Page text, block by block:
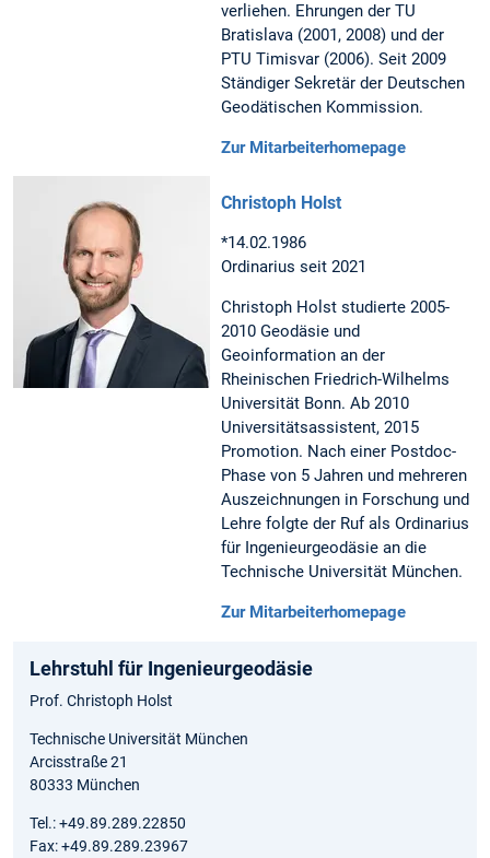
verliehen. Ehrungen der TU
Bratislava (2001, 2008) und der
PTU Timisvar (2006). Seit 2009
Ständiger Sekretär der Deutschen
Geodätischen Kommission.
Zur Mitarbeiterhomepage
Christoph Holst
*14.02.1986
Ordinarius seit 2021
Christoph Holst studierte 2005-
2010 Geodäsie und
Geoinformation an der
Rheinischen Friedrich-Wilhelms
Universität Bonn. Ab 2010
Universitätsassistent, 2015
Promotion. Nach einer Postdoc-
Phase von 5 Jahren und mehreren
Auszeichnungen in Forschung und
Lehre folgte der Ruf als Ordinarius
für Ingenieurgeodäsie an die
Technische Universität München.
Zur Mitarbeiterhomepage
Lehrstuhl für Ingenieurgeodäsie
Prof. Christoph Holst
Technische Universität München
Arcisstraße 21
80333 München
Tel.: +49.89.289.22850
Fax: +49.89.289.23967